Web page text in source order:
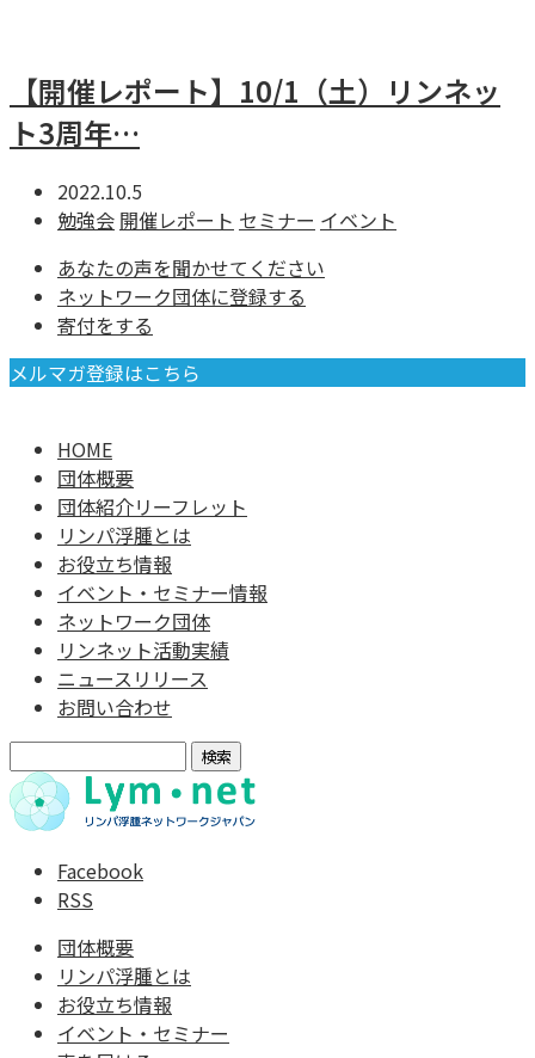
【開催レポート】10/1（土）リンネッ
ト3周年…
2022.10.5
勉強会 開催レポート セミナー イベント
あなたの声を聞かせてください
ネットワーク団体に登録する
寄付をする
メルマガ登録はこちら
HOME
団体概要
団体紹介リーフレット
リンパ浮腫とは
お役立ち情報
イベント・セミナー情報
ネットワーク団体
リンネット活動実績
ニュースリリース
お問い合わせ
索:
Facebook
RSS
団体概要
リンパ浮腫とは
お役立ち情報
イベント・セミナー